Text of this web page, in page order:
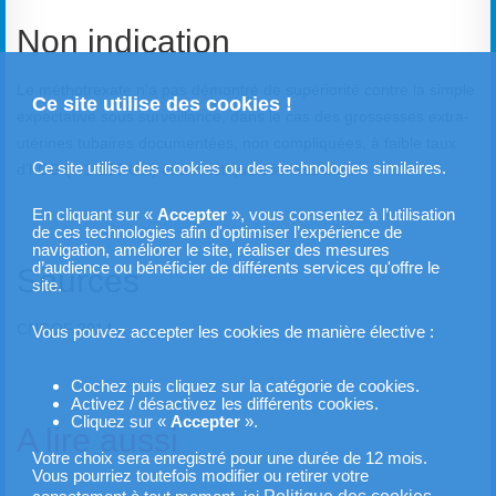
Ce site utilise des cookies !
Ce site utilise des cookies ou des technologies similaires.
En cliquant sur « Accepter», vous consentez à l’utilisation
de ces technologies afin d'optimiser l’expérience de
navigation, améliorer le site, réaliser des mesures
d’audience ou bénéficier de différents services qu'offre le
site.
Vous pouvez accepter les cookies de manière élective :
Cochez puis cliquez sur la catégorie de cookies.
Activez / désactivez les différents cookies.
Cliquez sur « Accepter».
Votre choix sera enregistré pour une durée de 12 mois.
Vous pourriez toutefois modifier ou retirer votre
Non indication
expectative sous surveillance, dans le cas des grossesses extra-
d’hCG (< 1 000 UI/l) et à cinétique décroissante.
Sources
CNGOF 2014
A lire aussi